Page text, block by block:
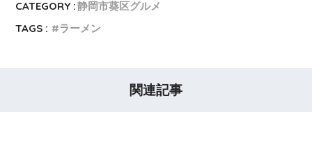
CATEGORY :静岡市葵区グルメ
TAGS :
ラーメン
関連記事